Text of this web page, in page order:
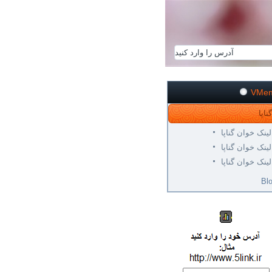
لینک خوان گناپا
لینک خوان گناپا
لینک خوان گناپا